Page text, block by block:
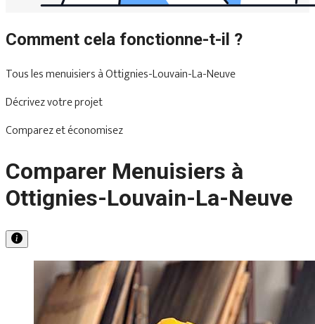
Comment cela fonctionne-t-il ?
Tous les menuisiers à Ottignies-Louvain-La-Neuve
Décrivez votre projet
Comparez et économisez
Comparer Menuisiers à
Ottignies-Louvain-La-Neuve